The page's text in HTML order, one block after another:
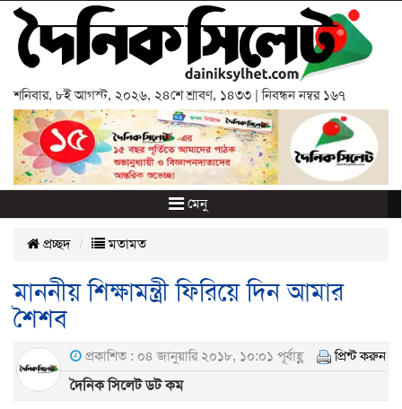
শনিবার, ৮ই আগস্ট, ২০২৬, ২৪শে শ্রাবণ, ১৪৩৩ | নিবন্ধন নম্বর ১৬৭
মেনু
প্রচ্ছদ মতামত
মাননীয় শিক্ষামন্ত্রী ফিরিয়ে দিন আমার
শৈশব
প্রকাশিত : ০৪ জানুয়ারি ২০১৮, ১০:০১ পূর্বাহ্ণ প্রিন্ট করুন
দৈনিক সিলেট ডট কম